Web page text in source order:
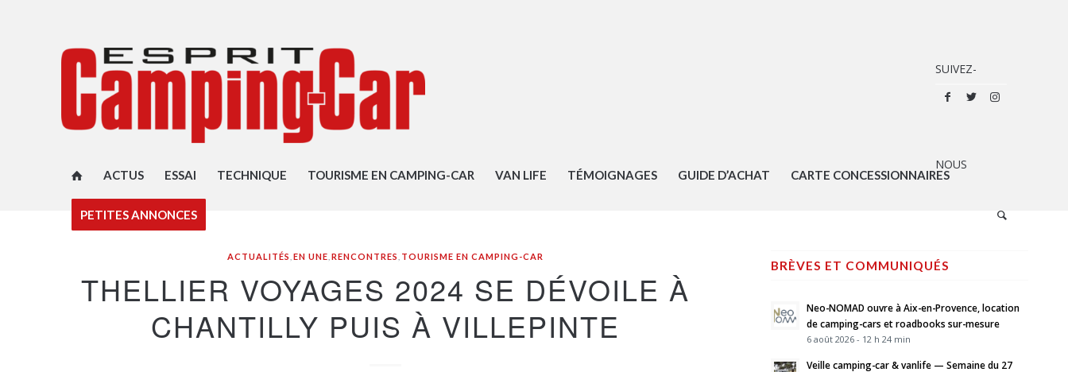
ACTUS ESSAI TECHNIQUE TOURISME EN CAMPING-CAR VAN LIFE TÉMOIGNAGES GUIDE D’ACHAT CARTE CONCESSIONNAIRES
PETITES ANNONCES
ACTUALITÉS ,EN UNE ,RENCONTRES TOURISME EN CAMPING-CAR
THELLIER VOYAGES 2024 SE DÉVOILE À
CHANTILLY PUIS À VILLEPINTE
BRÈVES ET COMMUNIQUÉS
Neo-NOMAD ouvre à Aix-en-Provence, location
de camping-cars et roadbooks sur-mesure
6 août 2026 - 12 h 24 min
Veille camping-car & vanlife — Semaine du 27